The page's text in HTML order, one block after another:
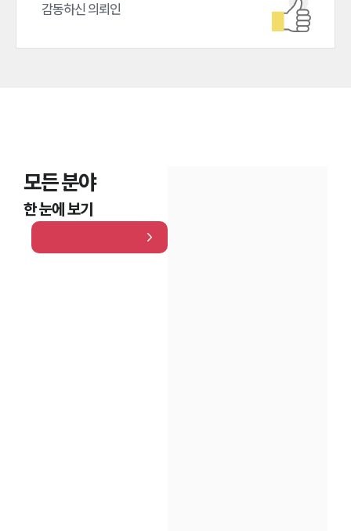
감동하신 의뢰인
모든 분야
한 눈에 보기